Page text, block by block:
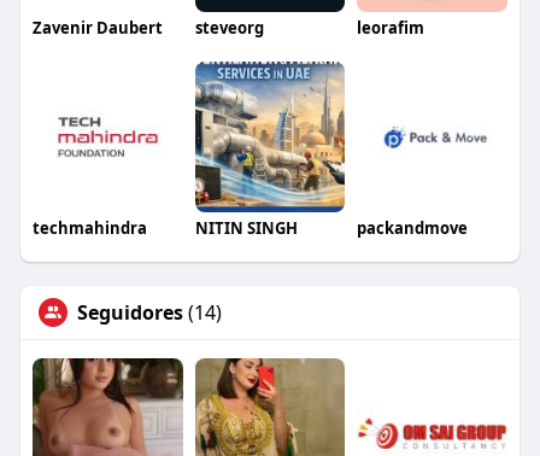
Zavenir Daubert steveorg leorafim
techmahindra NITIN SINGH packandmove
Seguidores(14)